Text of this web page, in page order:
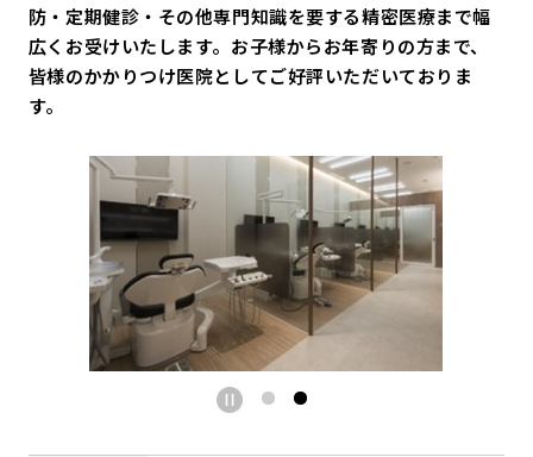
防・定期健診・その他専門知識を要する精密医療まで幅
広くお受けいたします。お子様からお年寄りの方まで、
皆様のかかりつけ医院としてご好評いただいておりま
す。